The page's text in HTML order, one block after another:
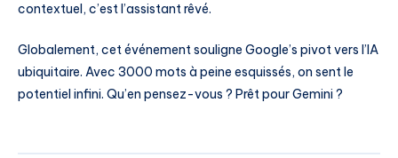
contextuel, c’est l’assistant rêvé.
Globalement, cet événement souligne Google’s pivot vers l’IA
ubiquitaire. Avec 3000 mots à peine esquissés, on sent le
potentiel infini. Qu’en pensez-vous ? Prêt pour Gemini ?